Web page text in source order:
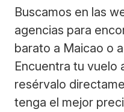
Buscamos en las
agencias para
barato a Maicao o
Encuentra tu vuelo
resérvalo
tenga el mejor